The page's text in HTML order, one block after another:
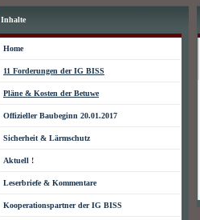
Inhalte
Home
11 Forderungen der IG BISS
Pläne & Kosten der Betuwe
Offizieller Baubeginn 20.01.2017
Sicherheit & Lärmschutz
Aktuell !
Leserbriefe & Kommentare
Kooperationspartner der IG BISS